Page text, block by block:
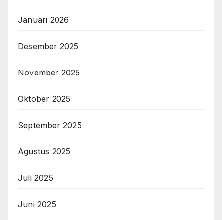
Januari 2026
Desember 2025
November 2025
Oktober 2025
September 2025
Agustus 2025
Juli 2025
Juni 2025